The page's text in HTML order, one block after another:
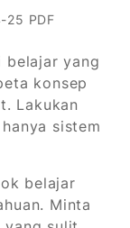
25 PDF
belajar yang
konsep
Lakukan
sistem
belajar
Minta